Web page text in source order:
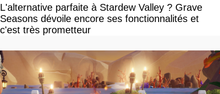
L'alternative parfaite à Stardew Valley ? Grave
Seasons dévoile encore ses fonctionnalités et
c'est très prometteur